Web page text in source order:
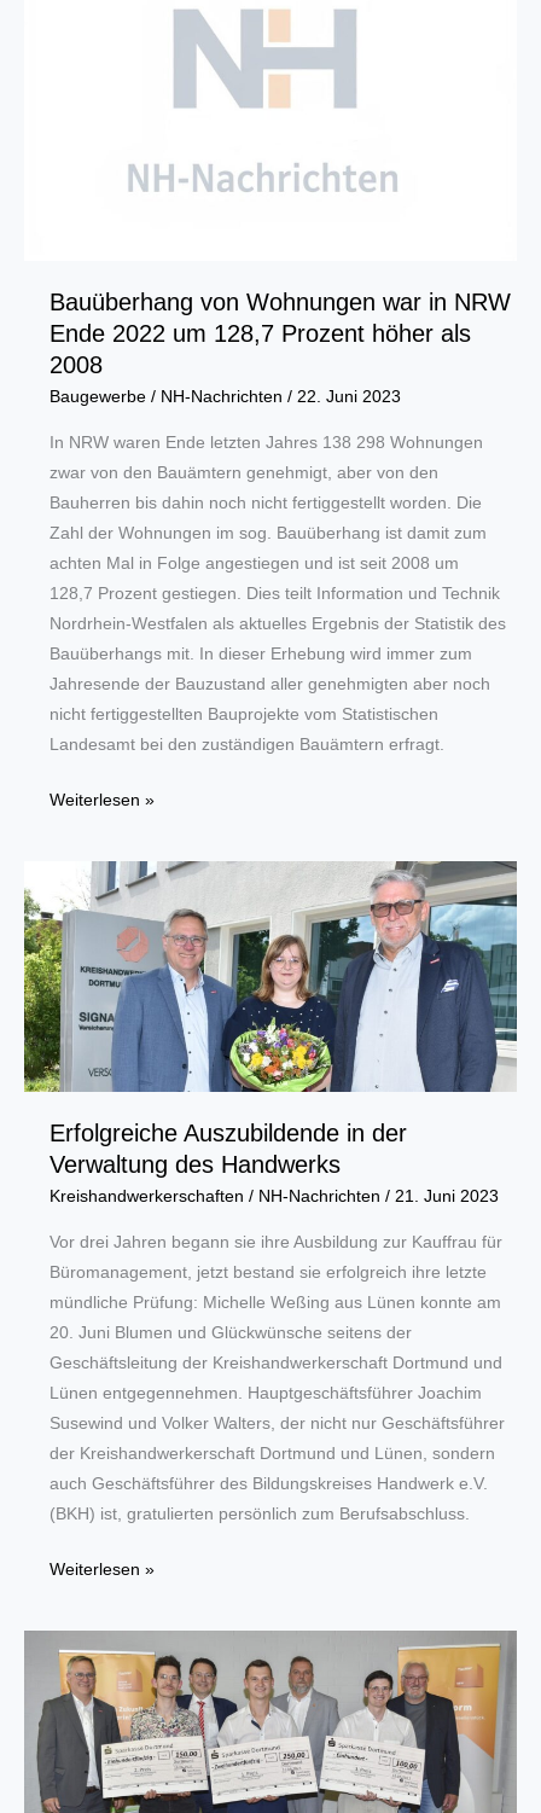
Bauüberhang von Wohnungen war in NRW
Ende 2022 um 128,7 Prozent höher als
2008
Baugewerbe/ NH-Nachrichten / 22. Juni 2023
In NRW waren Ende letzten Jahres 138 298 Wohnungen
zwar von den Bauämtern genehmigt, aber von den
Bauherren bis dahin noch nicht fertiggestellt worden. Die
Zahl der Wohnungen im sog. Bauüberhang ist damit zum
achten Mal in Folge angestiegen und ist seit 2008 um
128,7 Prozent gestiegen. Dies teilt Information und Technik
Nordrhein-Westfalen als aktuelles Ergebnis der Statistik des
Bauüberhangs mit. In dieser Erhebung wird immer zum
Jahresende der Bauzustand aller genehmigten aber noch
nicht fertiggestellten Bauprojekte vom Statistischen
Landesamt bei den zuständigen Bauämtern erfragt.
Bauüberhang
Wohnungen
in
NRW
Ende
2022
um
128,7
höher
als
2008
Weiterlesen »
Erfolgreiche Auszubildende in der
Verwaltung des Handwerks
Kreishandwerkerschaften / NH-Nachrichten / 21. Juni 2023
Vor drei Jahren begann sie ihre Ausbildung zur Kauffrau für
Büromanagement, jetzt bestand sie erfolgreich ihre letzte
mündliche Prüfung: Michelle Weßing aus Lünen konnte am
20. Juni Blumen und Glückwünsche seitens der
Geschäftsleitung der Kreishandwerkerschaft Dortmund und
Lünen entgegennehmen. Hauptgeschäftsführer Joachim
Susewind und Volker Walters, der nicht nur Geschäftsführer
der Kreishandwerkerschaft Dortmund und Lünen, sondern
auch Geschäftsführer des Bildungskreises Handwerk e.V.
(BKH) ist, gratulierten persönlich zum Berufsabschluss.
Erfolgreiche
in
der
Verwaltung
Handwerks
Weiterlesen »